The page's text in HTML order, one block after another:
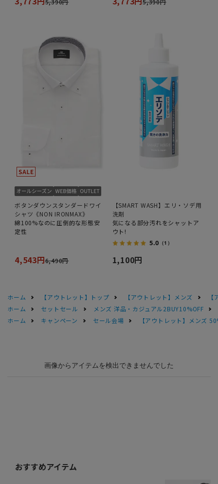
5,390円 5,390円
ボタンダウンスタンダードワイ
シャツ《NON IRONMAX》
綿100%なのに圧倒的な形態安
定性
4,543円6,490円
【SMART WASH】エリ・ソデ用
洗剤
気になる部分汚れをシャットア
ウト!
5.0 （1）
1,100円
ホーム 【アウトレット】トップ 【アウトレット】メンズ
ホーム
セットセール
メンズ 洋品・カジュアル2BUY10%OFF
ホーム
キャンペーン セール会場 【アウトレット】メンズ